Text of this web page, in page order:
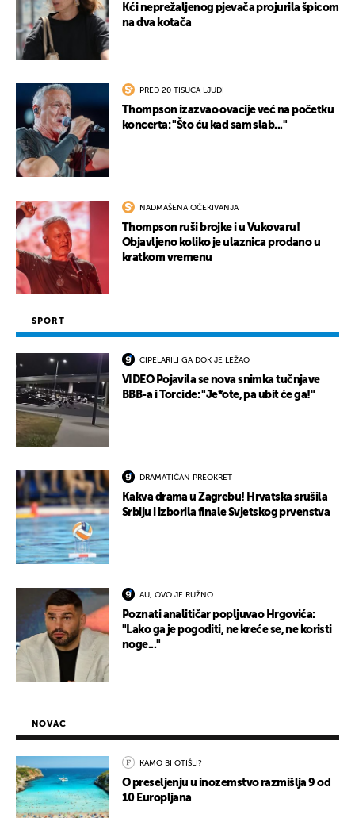
Kći neprežaljenog pjevača projurila špicom
na dva kotača
PRED 20 TISUĆA LJUDI
Thompson izazvao ovacije već na početku
koncerta: "Što ću kad sam slab..."
NADMAŠENA OČEKIVANJA
Thompson ruši brojke i u Vukovaru!
Objavljeno koliko je ulaznica prodano u
kratkom vremenu
SPORT
CIPELARILI GA DOK JE LEŽAO
VIDEO Pojavila se nova snimka tučnjave
BBB-a i Torcide: "Je*ote, pa ubit će ga!"
DRAMATIČAN PREOKRET
Kakva drama u Zagrebu! Hrvatska srušila
Srbiju i izborila finale Svjetskog prvenstva
AU, OVO JE RUŽNO
Poznati analitičar popljuvao Hrgovića:
"Lako ga je pogoditi, ne kreće se, ne koristi
noge..."
NOVAC
KAMO BI OTIŠLI?
O preseljenju u inozemstvo razmišlja 9 od
10 Europljana